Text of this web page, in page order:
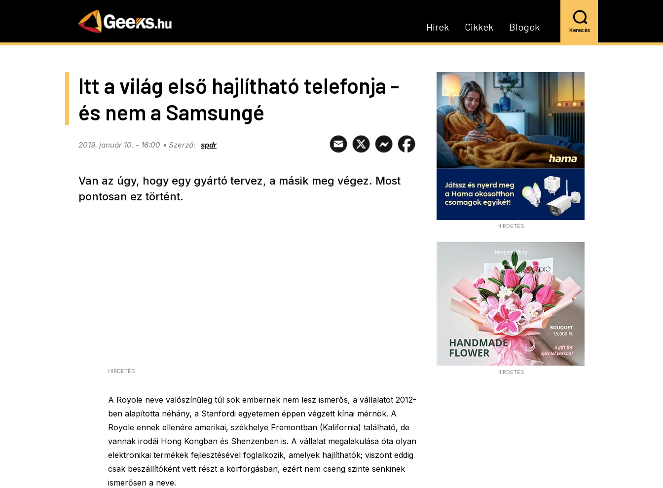
Blogok
Cikkek
Hírek Keresés
HIRDETÉS
HIRDETÉS
Itt a világ első hajlítható telefonja -
és nem a Samsungé
2019. január 10. - 16:00 spdr
Van az úgy, hogy egy gyártó tervez, a másik meg végez. Most
pontosan ez történt.
HIRDETÉS
A Royole neve valószínűleg túl sok embernek nem lesz ismerős, a vállalatot 2012-
ben alapította néhány, a Stanfordi egyetemen éppen végzett kínai mérnök. A
Royole ennek ellenére amerikai, székhelye Fremontban (Kalifornia) található, de
vannak irodái Hong Kongban és Shenzenben is. A vállalat megalakulása óta olyan
elektronikai termékek fejlesztésével foglalkozik, amelyek hajlíthatók; viszont eddig
csak beszállítóként vett részt a körforgásban, ezért nem cseng szinte senkinek
ismerősen a neve.